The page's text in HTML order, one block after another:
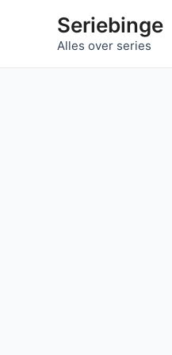
Seriebinge
Alles over series